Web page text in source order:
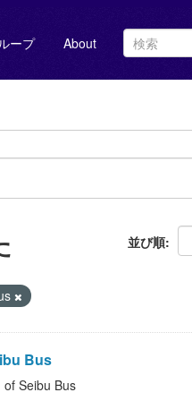
ープ About
並び順
Bus
of Seibu Bus